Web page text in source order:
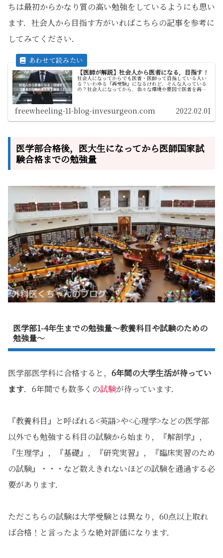
ちは最初からかなり質の高い勉強をしているようにも思い
ます．社会人から目指す方がいればこちらの記事を参考に
してみてください．
【医師が解説】社会人から医者になる，目指す！
社会人になってからでも医者・医師って目指している人い
る？いわゆる『再受験』になるけれど，そんな人っている
の？社会人になってから，色々な環境や要因で医者を再度
freewheeling-11-blog-invesurgeon.com 2022.02.01
医学部合格後，医大生になってから医師国家試
験合格までの勉強量
医学部1-4年生までの勉強量～教養科目や試験のための
勉強量～
医学部医学科に合格すると， 6年間の大学生活が待ってい
ます．6年間でも数多くの試験が待っています．
『教養科目』と呼ばれる<英語>や<心理学>などの医学部
以外でも勉強する科目の試験から始まり，『解剖学』，
『生理学』，『基礎』，『研究実習』，『臨床実習のため
の試験』・・・など数えきれないほどの試験を通過する必
要があります．
ただこちらの試験は大学受験とは異なり，60点以上取れ
ば合格！と言ったような絶対評価になります．